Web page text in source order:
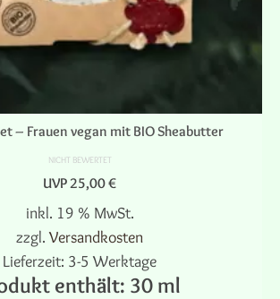
– Frauen vegan mit BIO Sheabutter
NICHT BEWERTET
UVP25,00€
inkl. 19 % MwSt.
zzgl.Versandkosten
Lieferzeit: 3-5 Werktage
enthält: 30 ml